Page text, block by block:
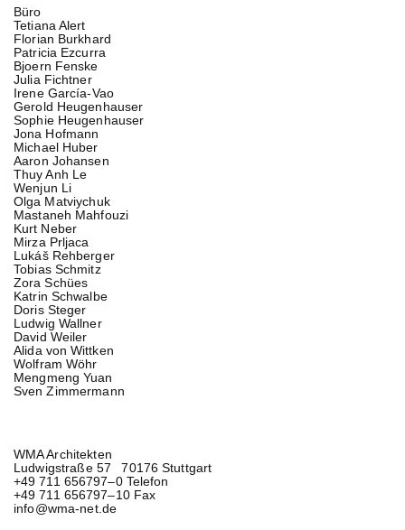
Büro
Tetiana Alert
Florian Burkhard
Patricia Ezcurra
Bjoern Fenske
Julia Fichtner
Irene García-Vao
Gerold Heugenhauser
Sophie Heugenhauser
Jona Hofmann
Michael Huber
Aaron Johansen
Thuy Anh Le
Wenjun Li
Olga Matviychuk
Mastaneh Mahfouzi
Kurt Neber
Mirza Prljaca
Lukáš Rehberger
Tobias Schmitz
Zora Schües
Katrin Schwalbe
Doris Steger
Ludwig Wallner
David Weiler
Alida von Wittken
Wolfram Wöhr
Mengmeng Yuan
Sven Zimmermann
WMA Architekten
Ludwigstraße 57 70176 Stuttgart
+49 711 656797–0 Telefon
+49 711 656797–10 Fax
info@wma-net.de